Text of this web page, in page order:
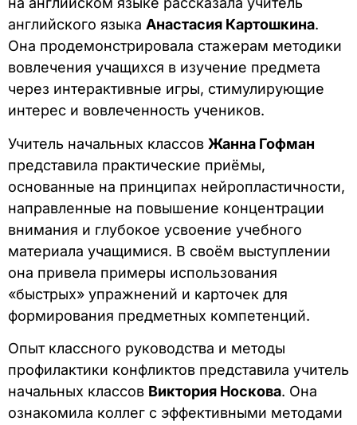
английского языка Анастасия Картошкина.
Она продемонстрировала стажерам методики
вовлечения учащихся в изучение предмета
через интерактивные игры, стимулирующие
интерес и вовлеченность учеников.
Учитель начальных классов Жанна Гофман
представила практические приёмы,
основанные на принципах нейропластичности,
направленные на повышение концентрации
внимания и глубокое усвоение учебного
материала учащимися. В своём выступлении
она привела примеры использования
«быстрых» упражнений и карточек для
формирования предметных компетенций.
Опыт классного руководства и методы
профилактики конфликтов представила учитель
начальных классов Виктория Носкова. Она
ознакомила коллег с эффективными методами